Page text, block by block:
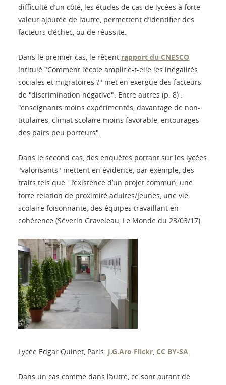
difficulté d’un côté, les études de cas de lycées à forte
valeur ajoutée de l’autre, permettent d’identifier des
facteurs d’échec, ou de réussite.
Dans le premier cas, le récent rapport du CNESCO
intitulé "Comment l’école amplifie-t-elle les inégalités
sociales et migratoires ?" met en exergue des facteurs
de "discrimination négative". Entre autres (p. 8) :
"enseignants moins expérimentés, davantage de non-
titulaires, climat scolaire moins favorable, entourages
des pairs peu porteurs".
Dans le second cas, des enquêtes portant sur les lycées
"valorisants" mettent en évidence, par exemple, des
traits tels que : l’existence d’un projet commun, une
forte relation de proximité adultes/jeunes, une vie
scolaire foisonnante, des équipes travaillant en
cohérence (Séverin Graveleau, Le Monde du 23/03/17).
Lycée Edgar Quinet, Paris. J.G.Aro Flickr, CC BY-SA
Dans un cas comme dans l’autre, ce sont autant de